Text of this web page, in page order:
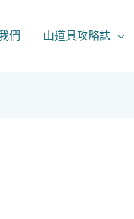
們 山道具攻略誌